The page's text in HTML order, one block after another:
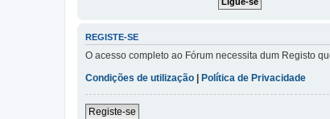
REGISTE-SE
O acesso completo ao Fórum necessita dum Registo
Condições de utilização
Política de Privacidade
Registe-se